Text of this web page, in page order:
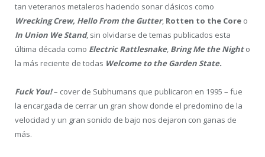
tan veteranos metaleros haciendo sonar clásicos como
Wrecking Crew, Hello From the Gutter, Rotten to the Core o
In Union We Stand, sin olvidarse de temas publicados esta
última década como Electric Rattlesnake, Bring Me the Nighto
la más reciente de todas Welcome to the Garden State.
Fuck You!– cover de Subhumans que publicaron en 1995 – fue
la encargada de cerrar un gran show donde el predomino de la
velocidad y un gran sonido de bajo nos dejaron con ganas de
más.